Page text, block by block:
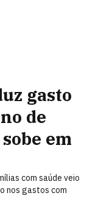
gasto
de
em
com saúde veio
nos gastos com